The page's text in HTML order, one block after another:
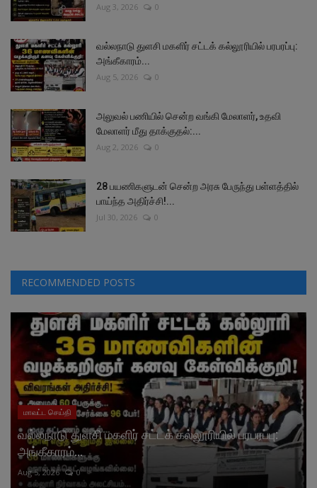
Aug 3, 2026 0
வல்லநாடு துளசி மகளிர் சட்டக் கல்லூரியில் பரபரப்பு:
அங்கீகாரம்...
Aug 5, 2026 0
அலுவல் பணியில் சென்ற வங்கி மேலாளர், உதவி
மேலாளர் மீது தாக்குதல்:...
Aug 2, 2026 0
28 பயணிகளுடன் சென்ற அரசு பேருந்து பள்ளத்தில்
பாய்ந்த அதிர்ச்சி!...
Jul 30, 2026 0
RECOMMENDED POSTS
மாவட்ட செய்தி
வல்லநாடு துளசி மகளிர் சட்டக் கல்லூரியில் பரபரப்பு:
அங்கீகாரம்...
Aug 5, 2026 0